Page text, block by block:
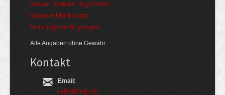
Neuen Domain registieren
Domain-Marktplatz
Nutzungsbedingungen
Alle Angaben ohne Gewähr
Kontakt
Email:
info@help.ch